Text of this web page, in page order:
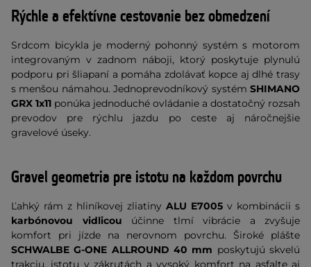
Rýchle a efektívne cestovanie bez obmedzení
Srdcom bicykla je moderný pohonný systém s motorom
integrovaným v zadnom náboji, ktorý poskytuje plynulú
podporu pri šliapaní a pomáha zdolávať kopce aj dlhé trasy
s menšou námahou. Jednoprevodníkový systém SHIMANO
GRX 1x11 ponúka jednoduché ovládanie a dostatočný rozsah
prevodov pre rýchlu jazdu po ceste aj náročnejšie
gravelové úseky.
Gravel geometria pre istotu na každom povrchu
Ľahký rám z hliníkovej zliatiny ALU E7005 v kombinácii s
karbónovou vidlicou účinne tlmí vibrácie a zvyšuje
komfort pri jízde na nerovnom povrchu. Široké plášte
SCHWALBE G-ONE ALLROUND 40 mm poskytujú skvelú
trakciu, istotu v zákrutách a vysoký komfort na asfalte aj